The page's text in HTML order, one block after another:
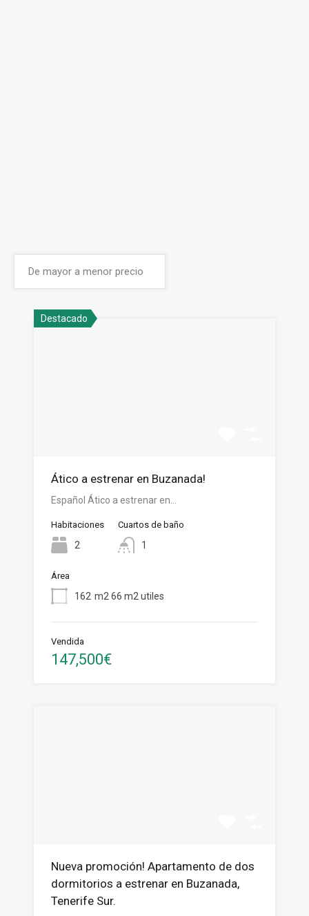
Destacado
Ático a estrenar en Buzanada!
Español Ático a estrenar en…
Habitaciones
2
Cuartos de baño
1
Área
162 m2 66 m2 utiles
Vendida
147,500€
Nueva promoción! Apartamento de dos
dormitorios a estrenar en Buzanada,
Tenerife Sur.